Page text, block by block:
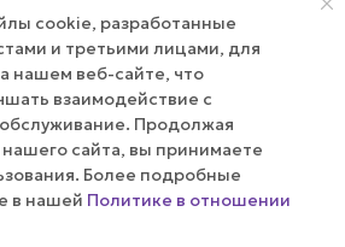
cookie, разработанные
и третьими лицами, для
нашем веб-сайте, что
взаимодействие с
Продолжая
сайта, вы принимаете
Более подробные
в нашей Политике в отношении